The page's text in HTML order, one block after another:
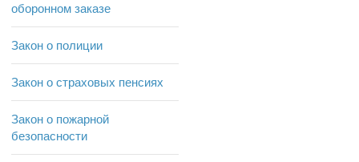
оборонном заказе
Закон о полиции
Закон о страховых пенсиях
Закон о пожарной
безопасности